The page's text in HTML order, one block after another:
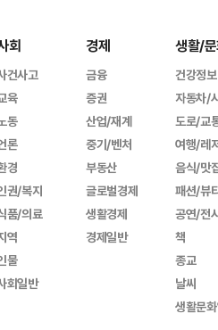
회
건사고
육
동
론
경
권/복지
품/의료
역
물
회일반
경제
금융
증권
산업/재계
중기/벤처
부동산
글로벌경제
생활경제
경제일반
생활/
건강정보
자동차/
도로/교
여행/레
음식/맛
패션/뷰
공연/전
책
종교
날씨
생활문